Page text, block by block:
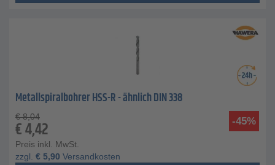
Metallspiralbohrer HSS-R - ähnlich DIN 338
-45%
€ 8,04
€4,42
Preis inkl. MwSt.
zzgl. € 5,90 Versandkosten